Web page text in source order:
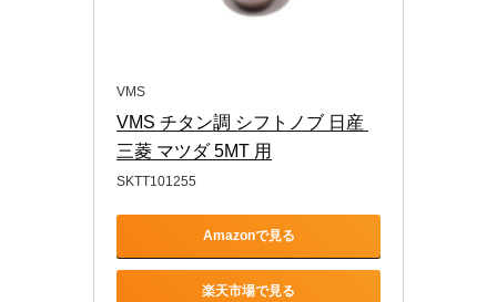
VMS
VMS チタン調 シフトノブ 日産
三菱 マツダ 5MT 用
SKTT101255
Amazonで見る
楽天市場で見る